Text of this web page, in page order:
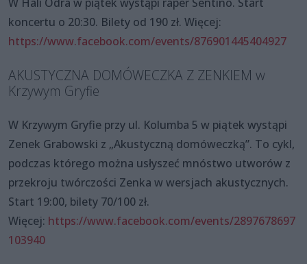
W Hali Odra w piątek wystąpi raper Sentino. Start
koncertu o 20:30. Bilety od 190 zł. Więcej:
https://www.facebook.com/events/876901445404927
AKUSTYCZNA DOMÓWECZKA Z ZENKIEM w
Krzywym Gryfie
W Krzywym Gryfie przy ul. Kolumba 5 w piątek wystąpi
Zenek Grabowski z „Akustyczną domóweczką”. To cykl,
podczas którego można usłyszeć mnóstwo utworów z
przekroju twórczości Zenka w wersjach akustycznych.
Start 19:00, bilety 70/100 zł.
Więcej: https://www.facebook.com/events/2897678697
103940